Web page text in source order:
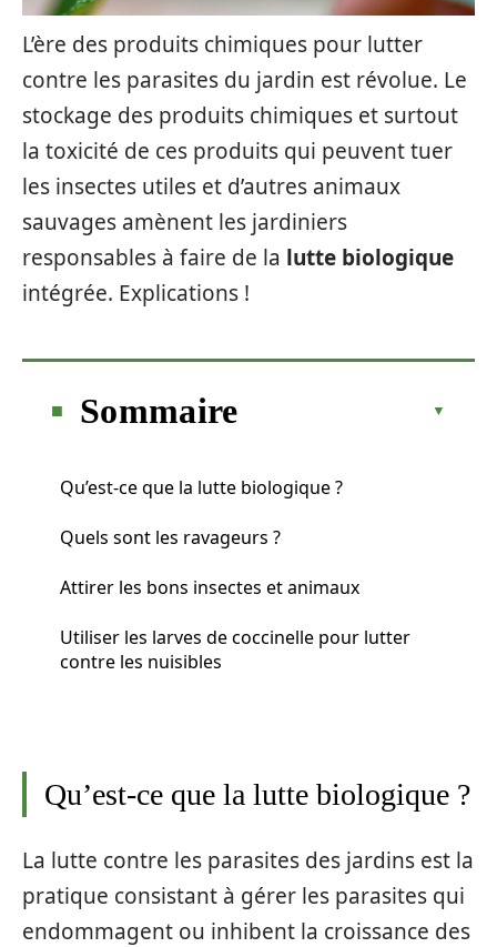
L’ère des produits chimiques pour lutter
contre les parasites du jardin est révolue. Le
stockage des produits chimiques et surtout
la toxicité de ces produits qui peuvent tuer
les insectes utiles et d’autres animaux
sauvages amènent les jardiniers
responsables à faire de la lutte biologique
intégrée. Explications !
Sommaire
Qu’est-ce que la lutte biologique ?
Quels sont les ravageurs ?
Attirer les bons insectes et animaux
Utiliser les larves de coccinelle pour lutter
contre les nuisibles
Qu’est-ce que la lutte biologique ?
La lutte contre les parasites des jardins est la
pratique consistant à gérer les parasites qui
endommagent ou inhibent la croissance des